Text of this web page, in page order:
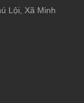
Lội, Xã Minh